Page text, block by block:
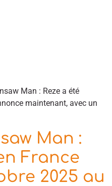
Man : Reze a été
maintenant, avec un
Man :
France
2025 au